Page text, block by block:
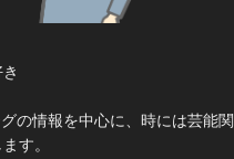
の情報を中心に、時には芸能関
す。